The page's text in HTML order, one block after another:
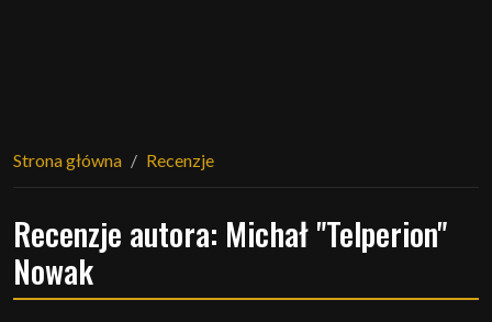
Strona główna Recenzje
Recenzje autora: Michał "Telperion"
Nowak